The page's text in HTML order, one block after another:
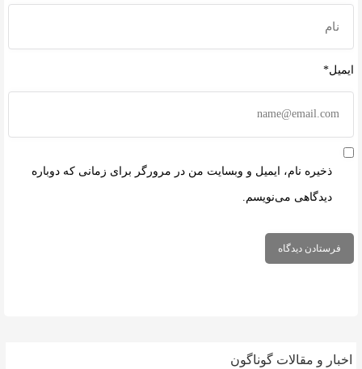
ایمیل*
ذخیره نام، ایمیل و وبسایت من در مرورگر برای زمانی که دوباره
دیدگاهی می‌نویسم.
اخبار و مقالات گوناگون